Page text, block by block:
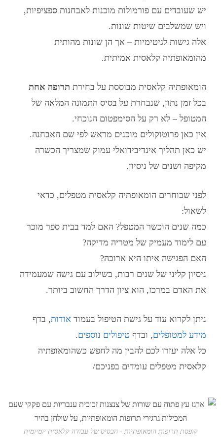
יש שעובדים עם פורמולות מוכנות לאבחנות ספציפיות,
ויש שמשלבים שיטות שונות.
אלה גישות לגיטימיות – אך הן שונות מהותית
מהומאופתיה קלאסית אמיתית.
הומאופתיה קלאסית מבוססת על בחירת תרופה אחת
בכל זמן נתון, שנבחרת על בסיס התמונה המלאה של
המטופל – לא רק על הסימפטום הנוכחי.
אין כאן פרוטוקולים מוכנים מראש לפי שם האבחנה.
יש כאן תהליך אינדיבידואלי עמוק שמצריך הכשרה
מקיפה ושנים של ניסיון.
לפני שבוחרים הומאופתיה קלאסית מטפלים, כדאי
לשאול:
כמה שנים הוכשר המטפל? האם למד בבית ספר מוכר
עם לימוד מעמיק של מטריה מדיקה?
האם הפגישה איתו היא ארוכה?
ניסיון קליני של שנים רבות, בשילוב עם גישה שמעמידה
את האדם במרכז, הוא ציון הדרך החשוב ביותר.
ניתן לקרוא עוד על גישת הטיפול בעמוד אודות, בדף
מידע למטופלים, ובדף טיפולים נוספים.
כל אלה יעזרו לכם להבין מה לחפש כשהומאופתיה
קלאסית מטפלים עומדים בפניכם/
קופסת תרופות הומאופתיות - הבסיס של עבודה קלאסית יומיומית